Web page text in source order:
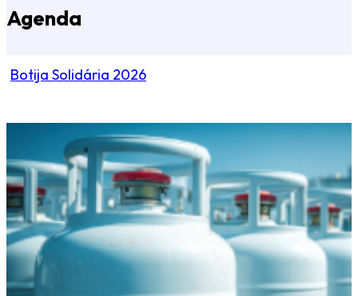
Agenda
Botija Solidária 2026